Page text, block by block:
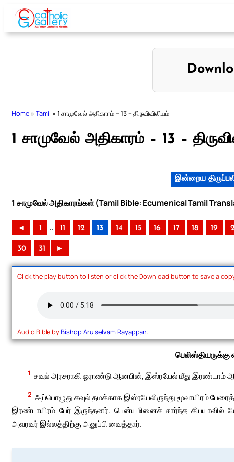
Skip
content
Home » Tamil » 1 சாமுவேல் அதிகாரம் – 13 – திருவிவிலியம்
1 சாமுவேல் அதிகாரம் – 13 –
இன்றைய
1 சாமுவேல் அதிகாரங்கள் (Tamil Bible: Ecumenical Tamil
◄ 1 .. 11 12 13 14 15 16 17 18 19
30 31 ►
Click the play button to listen or click the Download button to save a
Audio Bible byBishop Arulselvam Rayappan.
பெலிஸ்தியருக்கு
1 சவுல் அரசராகி ஓராண்டு ஆனபின், இஸ்ரயேல் மீது இரண்டாம்
2 அப்பொழுது சவுல் தமக்காக இஸ்ரயேலிருந்து மூவாயிரம்
இரண்டாயிரம் பேர் இருந்தனர். பென்யமினைச் சார்ந்த
அவரவர் இல்லத்திற்கு அனுப்பி வைத்தார்.